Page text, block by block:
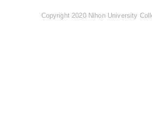
Copyright 2020 Nihon University